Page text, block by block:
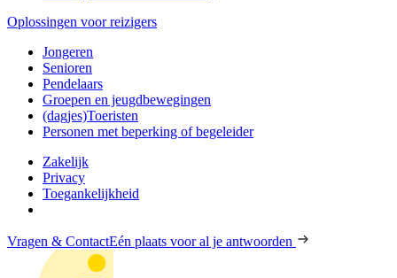
Oplossingen voor reizigers
Jongeren
Senioren
Pendelaars
Groepen en jeugdbewegingen
(dagjes)Toeristen
Personen met beperking of begeleider
Zakelijk
Privacy
Toegankelijkheid
Vragen & ContactEén plaats voor al je antwoorden